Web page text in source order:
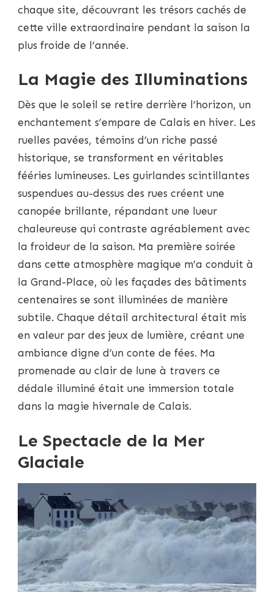
chaque site, découvrant les trésors cachés de
cette ville extraordinaire pendant la saison la
plus froide de l’année.
La Magie des Illuminations
Dès que le soleil se retire derrière l’horizon, un
enchantement s’empare de Calais en hiver. Les
ruelles pavées, témoins d’un riche passé
historique, se transforment en véritables
fééries lumineuses. Les guirlandes scintillantes
suspendues au-dessus des rues créent une
canopée brillante, répandant une lueur
chaleureuse qui contraste agréablement avec
la froideur de la saison. Ma première soirée
dans cette atmosphère magique m’a conduit à
la Grand-Place, où les façades des bâtiments
centenaires se sont illuminées de manière
subtile. Chaque détail architectural était mis
en valeur par des jeux de lumière, créant une
ambiance digne d’un conte de fées. Ma
promenade au clair de lune à travers ce
dédale illuminé était une immersion totale
dans la magie hivernale de Calais.
Le Spectacle de la Mer
Glaciale